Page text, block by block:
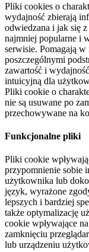
Pliki cookies o
wydajność zbierają
odwiedzana i jak się
najmniej popularne i
serwisie. Pomagają
poszczególnymi
zawartość i
intuicyjną dla
Pliki cookie o
nie są usuwane po
przechowywane na
Funkcjonalne pliki
Pliki cookie
przypomnienie sobie
użytkownika lub
język, wyrażone
lepszych i bardziej
także optymalizację
cookie wpływające
zamknięciu
lub urządzeniu